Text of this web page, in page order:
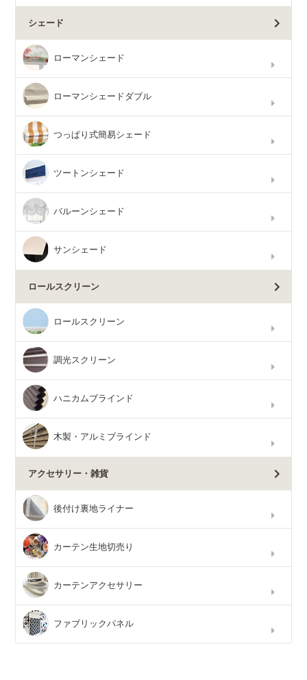
シェード
ローマンシェード
ローマンシェードダブル
つっぱり式簡易シェード
ツートンシェード
バルーンシェード
サンシェード
ロールスクリーン
ロールスクリーン
調光スクリーン
ハニカムブラインド
木製・アルミブラインド
アクセサリー・雑貨
後付け裏地ライナー
カーテン生地切売り
カーテンアクセサリー
ファブリックパネル